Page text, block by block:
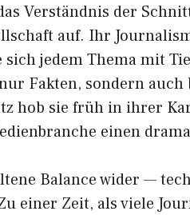
Verständnis der
auf‍. Ihr
j‌edem Thema mit
Fakten, sondern
hob sie f​rü​h in ihrer‍
einen
Balance wider —
einer Zeit, als⁠ viele